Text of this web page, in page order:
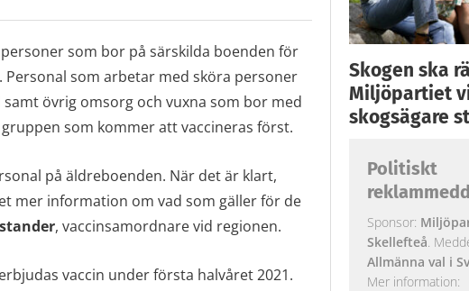
som bor på särskilda boenden för
som arbetar med sköra personer
övrig omsorg och vuxna som bor med
som kommer att vaccineras först.
på äldreboenden. När det är klart,
mer information om vad som gäller för de
, vaccinsamordnare vid regionen.
vaccin under första halvåret 2021.
Skogen ska
Miljöpartiet
skogsägare
Politiskt
Sponsor:
Skellefteå.
Allmänna val i
Mer information: